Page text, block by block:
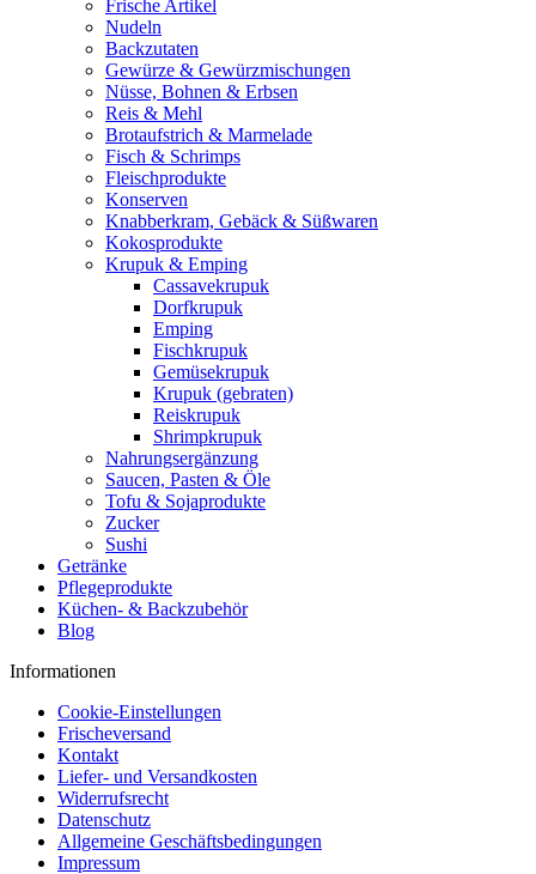
Frische Artikel
Nudeln
Backzutaten
Gewürze & Gewürzmischungen
Nüsse, Bohnen & Erbsen
Reis & Mehl
Brotaufstrich & Marmelade
Fisch & Schrimps
Fleischprodukte
Konserven
Knabberkram, Gebäck & Süßwaren
Kokosprodukte
Krupuk & Emping
Cassavekrupuk
Dorfkrupuk
Emping
Fischkrupuk
Gemüsekrupuk
Krupuk (gebraten)
Reiskrupuk
Shrimpkrupuk
Nahrungsergänzung
Saucen, Pasten & Öle
Tofu & Sojaprodukte
Zucker
Sushi
Getränke
Pflegeprodukte
Küchen- & Backzubehör
Blog
Informationen
Cookie-Einstellungen
Frischeversand
Kontakt
Liefer- und Versandkosten
Widerrufsrecht
Datenschutz
Allgemeine Geschäftsbedingungen
Impressum